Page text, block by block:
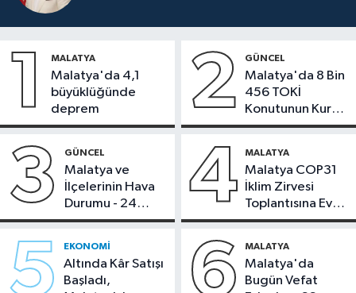
1 MALATYA
Malatya'da 4,1
büyüklüğünde
deprem
2 GÜNCEL
Malatya'da 8 Bin
456 TOKİ
Konutunun Kurası
Bugün Çekiliyor
3 GÜNCEL
Malatya ve
İlçelerinin Hava
Durumu - 24
Temmuz 2026
4 MALATYA
Malatya COP31
İklim Zirvesi
Toplantısına Ev
Sahipliği Yaptı
5 EKONOMI
Altında Kâr Satışı
Başladı,
6 MALATYA
Malatya'da
Bugün Vefat